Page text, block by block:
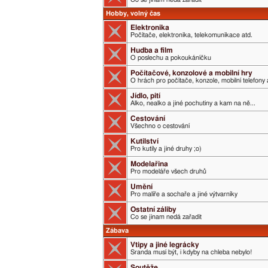
Hobby, volný čas
Elektronika
Počítače, elektronika, telekomunikace atd.
Hudba a film
O poslechu a pokoukáníčku
Počítačové, konzolové a mobilní hry
O hrách pro počítače, konzole, mobilní telefony
Jídlo, pití
Alko, nealko a jiné pochutiny a kam na ně...
Cestování
Všechno o cestování
Kutilství
Pro kutily a jiné druhy ;o)
Modelařina
Pro modeláře všech druhů
Umění
Pro malíře a sochaře a jiné výtvarníky
Ostatní záliby
Co se jinam nedá zařadit
Zábava
Vtipy a jiné legrácky
Sranda musí být, i kdyby na chleba nebylo!